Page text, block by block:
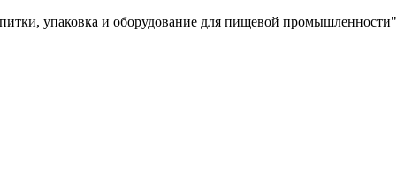
упаковка и оборудование для пищевой